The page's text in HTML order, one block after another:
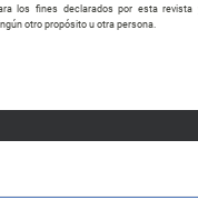
los fines declarados por esta revista
otro propósito u otra persona.